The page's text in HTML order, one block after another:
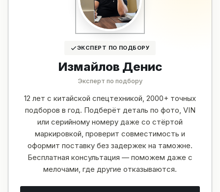
ЭКСПЕРТ ПО ПОДБОРУ
Измайлов Денис
Эксперт по подбору
12 лет с китайской спецтехникой, 2000+ точных
подборов в год. Подберёт деталь по фото, VIN
или серийному номеру даже со стёртой
маркировкой, проверит совместимость и
оформит поставку без задержек на таможне.
Бесплатная консультация — поможем даже с
мелочами, где другие отказываются.